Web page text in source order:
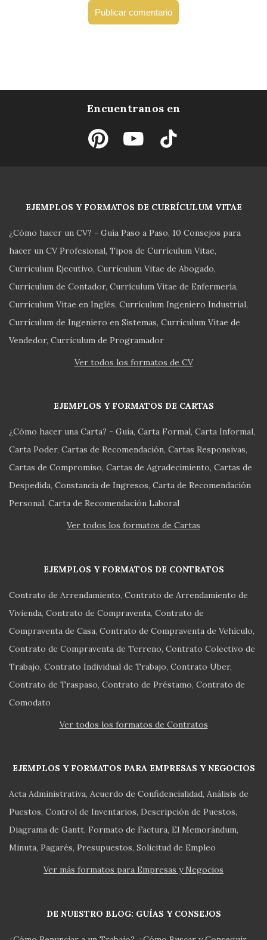
Encuentranos en
EJEMPLOS Y FORMATOS DE CURRÍCULUM VITAE
¿Cómo hacer un CV? - Guía Paso a Paso 10 Consejos para
hacer un CV Profesional Tipos de Currículum Vitae
Currículum Ejecutivo Currículum Vitae de Abogado
Currículum de Contador Currículum Vitae de Enfermería
Currículum Vitae en Inglés Currículum Ingeniero Industrial
Currículum de Ingeniero en Sistemas Currículum Vitae de
Vendedor Currículum de Programador
Ver todos los formatos de CV
EJEMPLOS Y FORMATOS DE CARTAS
¿Cómo hacer una Carta? - Guía Carta Formal Carta Informal
Carta Poder Cartas de Recomendación Cartas Responsivas
Cartas de Compromiso Cartas de Agradecimiento Cartas de
Despedida Constancia de Ingresos Carta de Recomendación
Personal Carta de Recomendación Laboral
Ver todos los formatos de Cartas
EJEMPLOS Y FORMATOS DE CONTRATOS
Contrato de Arrendamiento Contrato de Arrendamiento de
Vivienda Contrato de Compraventa Contrato de
Compraventa de Casa Contrato de Compraventa de Vehículo
Contrato de Compraventa de Terreno Contrato Colectivo de
Trabajo Contrato Individual de Trabajo Contrato Uber
Contrato de Traspaso Contrato de Préstamo Contrato de
Comodato
Ver todos los formatos de Contratos
EJEMPLOS Y FORMATOS PARA EMPRESAS Y NEGOCIOS
Acta Administrativa Acuerdo de Confidencialidad Análisis de
Puestos Control de Inventarios Descripción de Puestos
Diagrama de Gantt Formato de Factura El Memorándum
Minuta Pagarés Presupuestos Solicitud de Empleo
Ver más formatos para Empresas y Negocios
DE NUESTRO BLOG: GUÍAS Y CONSEJOS